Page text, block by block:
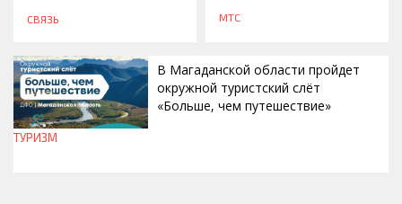
СВЯЗЬ МТС
В Магаданской области пройдет
окружной туристский слёт
«Больше, чем путешествие»
ТУРИЗМ